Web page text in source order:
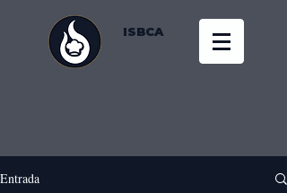
ISBCA
Entrada